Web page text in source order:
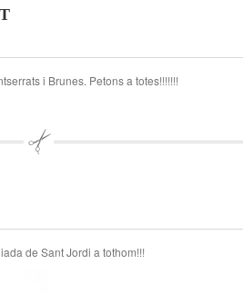
i Brunes. Petons a totes!!!!!!!
de Sant Jordi a tothom!!!